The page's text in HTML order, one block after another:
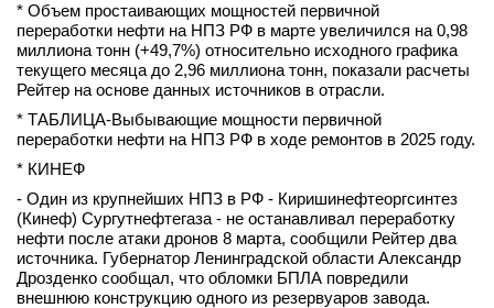
Интервью
вконтакте
телеграм
Вход
* Объем простаивающих мощностей первичной
переработки нефти на НПЗ РФ в марте увеличился на 0,98
миллиона тонн (+49,7%) относительно исходного графика
текущего месяца до 2,96 миллиона тонн, показали расчеты
Рейтер на основе данных источников в отрасли.
* ТАБЛИЦА-Выбывающие мощности первичной
переработки нефти на НПЗ РФ в ходе ремонтов в 2025 году.
* КИНЕФ
- Один из крупнейших НПЗ в РФ - Киришинефтеоргсинтез
(Кинеф) Сургутнефтегаза - не останавливал переработку
нефти после атаки дронов 8 марта, сообщили Рейтер два
источника. Губернатор Ленинградской области Александр
Дрозденко сообщал, что обломки БПЛА повредили
внешнюю конструкцию одного из резервуаров завода.